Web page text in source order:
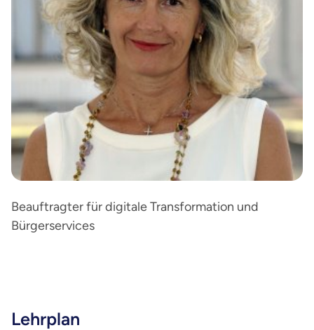
Beauftragter für digitale Transformation und
Bürgerservices
Lehrplan